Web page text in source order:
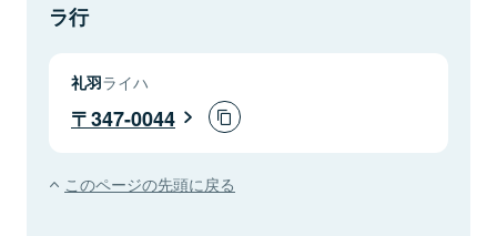
ラ行
礼羽ライハ
347-0044
このページの先頭に戻る